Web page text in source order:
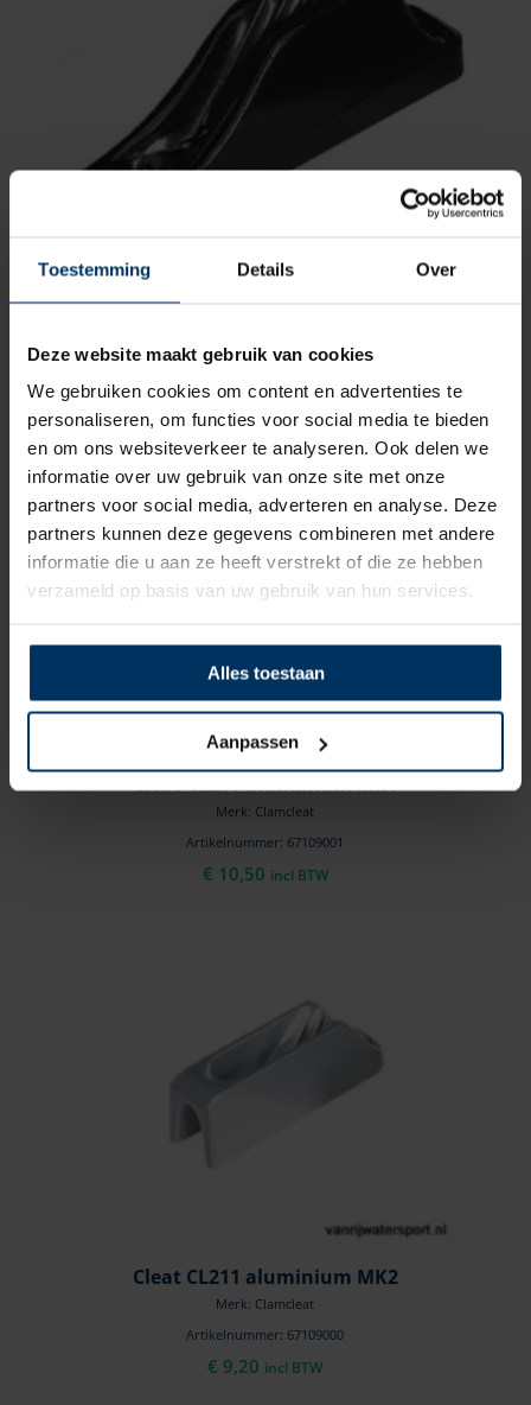
Toestemming Details Over
Deze website maakt gebruik van cookies
We gebruiken cookies om content en advertenties te
personaliseren, om functies voor social media te bieden
en om ons websiteverkeer te analyseren. Ook delen we
informatie over uw gebruik van onze site met onze
partners voor social media, adverteren en analyse. Deze
partners kunnen deze gegevens combineren met andere
informatie die u aan ze heeft verstrekt of die ze hebben
verzameld op basis van uw gebruik van hun services.
Alles toestaan
Aanpassen
Artikelnummer: 67112209
incl BTW
Cleat CL211 aluminium MK1
Merk: Clamcleat
Artikelnummer: 67109001
€ 10,50 incl BTW
Cleat CL211 aluminium MK2
Merk: Clamcleat
Artikelnummer: 67109000
€ 9,20 incl BTW